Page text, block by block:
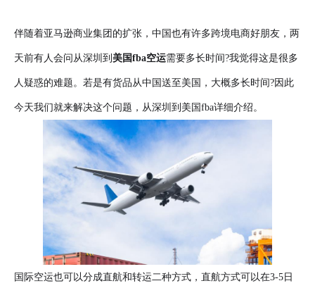
伴随着亚马逊商业集团的扩张，中国也有许多跨境电商好朋友，两
天前有人会问从深圳到 美国fba空运需要多长时间?我觉得这是很多
人疑惑的难题。若是有货品从中国送至美国，大概多长时间?因此
今天我们就来解决这个问题，从深圳到美国fba详细介绍。
国际空运也可以分成直航和转运二种方式，直航方式可以在3-5日